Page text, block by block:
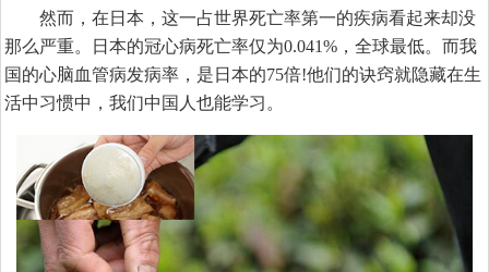
然而，在日本，这一占世界死亡率第一的疾病看起来却没
那么严重。日本的冠心病死亡率仅为0.041%，全球最低。而我
国的心脑血管病发病率，是日本的75倍!他们的诀窍就隐藏在生
活中习惯中，我们中国人也能学习。